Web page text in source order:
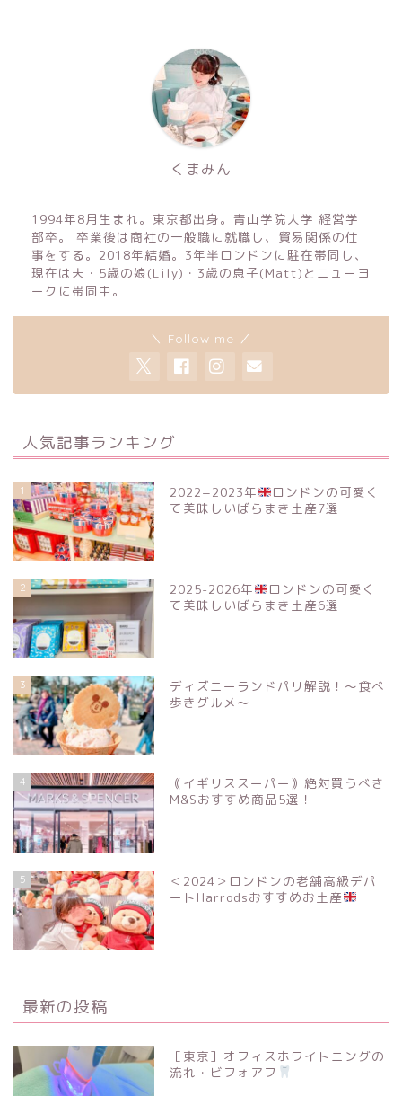
くまみん
1994年8月生まれ。東京都出身。青山学院大学 経営学
部卒。 卒業後は商社の一般職に就職し、貿易関係の仕
事をする。2018年結婚。3年半ロンドンに駐在帯同し、
現在は夫・5歳の娘(Lily)・3歳の息子(Matt)とニューヨ
ークに帯同中。
＼ Follow me ／
人気記事ランキング
1 2022−2023年
ロンドンの可愛く
て美味しいばらまき土産7選
2 2025-2026年
ロンドンの可愛く
て美味しいばらまき土産6選
3
ディズニーランドパリ解説！〜食べ
歩きグルメ〜
4
｟イギリススーパー｠絶対買うべき
M&Sおすすめ商品5選！
5
＜2024＞ロンドンの老舗高級デパ
ートHarrodsおすすめお土産
最新の投稿
［東京］オフィスホワイトニングの
流れ・ビフォアフ